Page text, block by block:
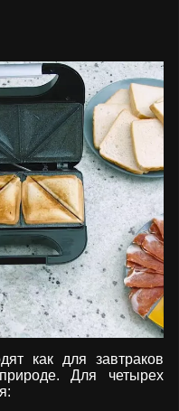
как для завтраков
Для четырех